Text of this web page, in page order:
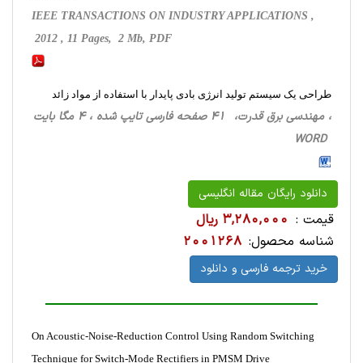
IEEE TRANSACTIONS ON INDUSTRY APPLICATIONS ,
2012 , 11 Pages, 2 Mb, PDF
طراحی یک سیستم تولید انرژی بادی پایدار با استفاده از مواد زائد
، مهندسی برق قدرت، 41 صفحه فارسی تایپ شده ، 4 مگا بایت
WORD
دانلود رایگان مقاله انگلیسی
قیمت : 3,280,000 ریال
شناسه محصول: 2001268
خرید ترجمه فارسی و دانلود
On Acoustic-Noise-Reduction Control Using Random Switching
Technique for Switch-Mode Rectifiers in PMSM Drive